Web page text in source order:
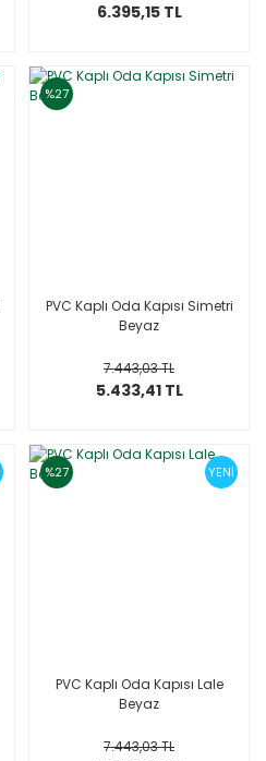
6.395,15 TL
%27
PVC Kaplı Oda Kapısı Simetri
Beyaz
7.443,03 TL
5.433,41 TL
%27 YENİ
PVC Kaplı Oda Kapısı Lale
Beyaz
7.443,03 TL